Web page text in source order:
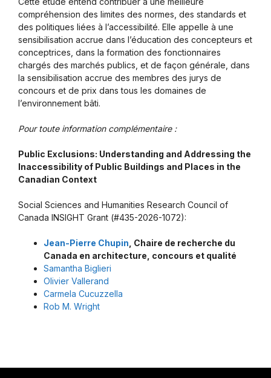
compréhension des limites des normes, des standards et
des politiques liées à l’accessibilité. Elle appelle à une
sensibilisation accrue dans l’éducation des concepteurs et
conceptrices, dans la formation des fonctionnaires
chargés des marchés publics, et de façon générale, dans
la sensibilisation accrue des membres des jurys de
concours et de prix dans tous les domaines de
l’environnement bâti.
Pour toute information complémentaire :
Public Exclusions: Understanding and Addressing the
Inaccessibility of Public Buildings and Places in the
Canadian Context
Social Sciences and Humanities Research Council of
Canada INSIGHT Grant (#435-2026-1072):
Jean-Pierre Chupin , Chaire de recherche du
Canada en architecture, concours et qualité
Samantha Biglieri
Olivier Vallerand
Carmela Cucuzzella
Rob M. Wright